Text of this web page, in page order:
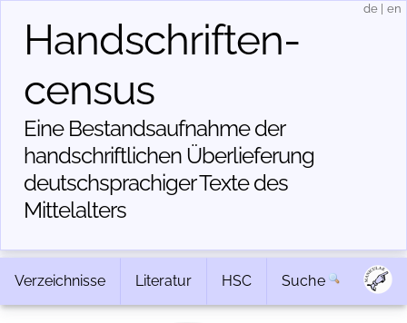
Handschriften­
census
Eine Bestandsaufnahme der
handschriftlichen Über­lieferung
deutschsprachiger Texte des
Mittelalters
de en
Verzeichnisse Literatur HSC Suche